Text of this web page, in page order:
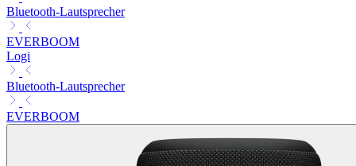
Bluetooth-Lautsprecher
EVERBOOM
Logi
Bluetooth-Lautsprecher
EVERBOOM